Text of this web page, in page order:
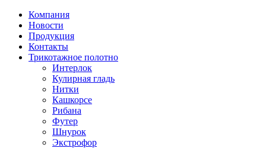
Компания
Новости
Продукция
Контакты
Трикотажное полотно
Интерлок
Кулирная гладь
Нитки
Кашкорсе
Рибана
Футер
Шнурок
Экстрофор